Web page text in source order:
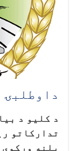
داوطلبۍ
د کلیو د
تدارکاتو
بلنه ورکوي